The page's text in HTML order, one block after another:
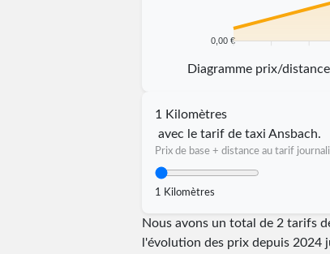
0,00 €
Diagramme prix/
1 Kilomètres
avec le tarif de taxi Ansbach.
Prix de base + distance au tarif
1 Kilomètres
Nous avons un total de 2 tarifs
l'évolution des prix depuis 2024